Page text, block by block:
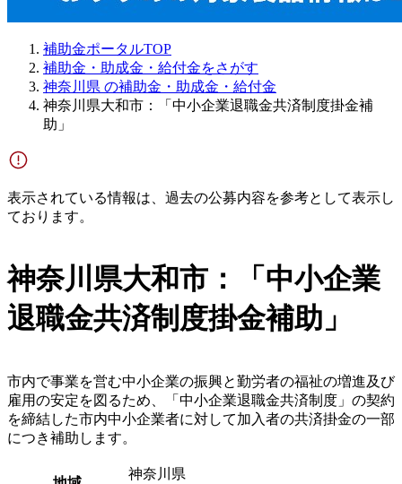
補助金ポータルTOP
補助金・助成金・給付金をさがす
神奈川県 の補助金・助成金・給付金
神奈川県大和市：「中小企業退職金共済制度掛金補
助」
表示されている情報は、過去の公募内容を参考として表示し
ております。
神奈川県大和市：「中小企業
退職金共済制度掛金補助」
市内で事業を営む中小企業の振興と勤労者の福祉の増進及び
雇用の安定を図るため、「中小企業退職金共済制度」の契約
を締結した市内中小企業者に対して加入者の共済掛金の一部
につき補助します。
神奈川県